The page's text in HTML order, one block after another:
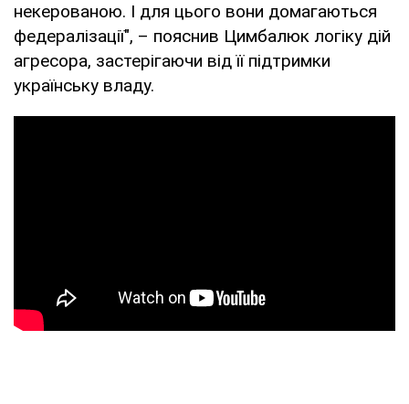
некерованою. І для цього вони домагаються
федералізації", – пояснив Цимбалюк логіку дій
агресора, застерігаючи від її підтримки
українську владу.